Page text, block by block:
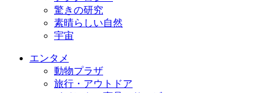
驚きの研究
素晴らしい自然
宇宙
エンタメ
動物プラザ
旅行・アウトドア